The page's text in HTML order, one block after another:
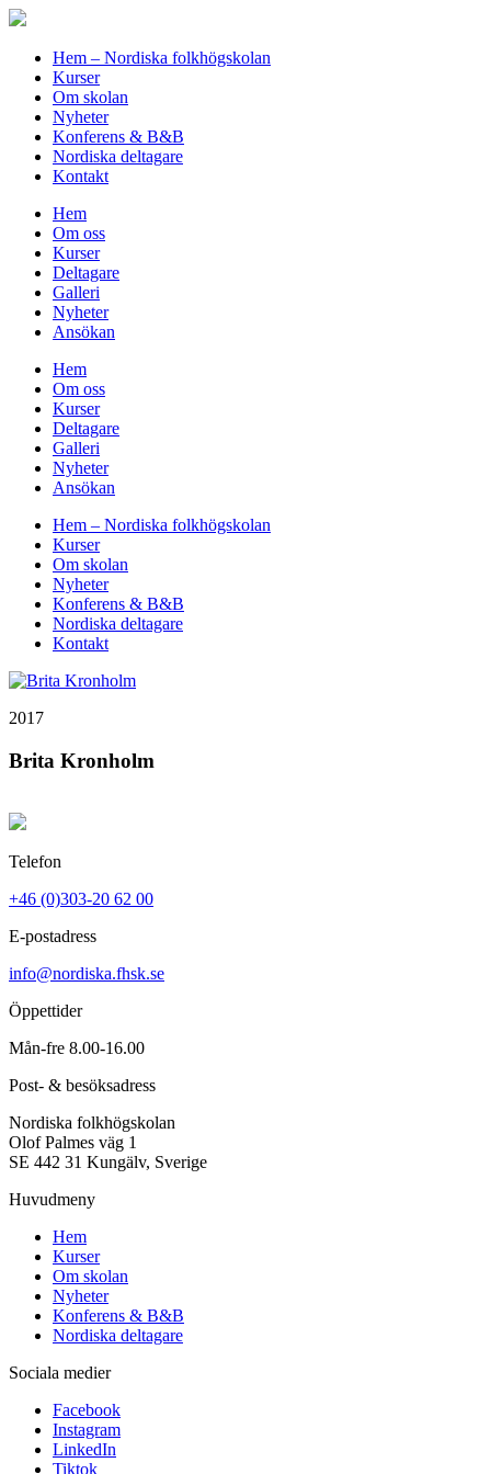
Hem – Nordiska folkhögskolan
Kurser
Om skolan
Nyheter
Konferens & B&B
Nordiska deltagare
Kontakt
Hem
Om oss
Kurser
Deltagare
Galleri
Nyheter
Ansökan
Hem
Om oss
Kurser
Deltagare
Galleri
Nyheter
Ansökan
Hem – Nordiska folkhögskolan
Kurser
Om skolan
Nyheter
Konferens & B&B
Nordiska deltagare
Kontakt
2017
Brita Kronholm
Telefon
+46 (0)303-20 62 00
E-postadress
info@nordiska.fhsk.se
Öppettider
Mån-fre 8.00-16.00
Post- & besöksadress
Nordiska folkhögskolan
Olof Palmes väg 1
SE 442 31 Kungälv, Sverige
Huvudmeny
Hem
Kurser
Om skolan
Nyheter
Konferens & B&B
Nordiska deltagare
Sociala medier
Facebook
Instagram
LinkedIn
Tiktok